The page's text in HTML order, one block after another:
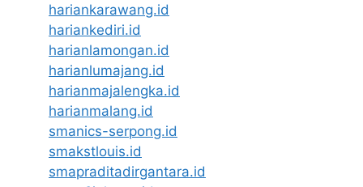
hariankarawang.id
hariankediri.id
harianlamongan.id
harianlumajang.id
harianmajalengka.id
harianmalang.id
smanics-serpong.id
smakstlouis.id
smapraditadirgantara.id